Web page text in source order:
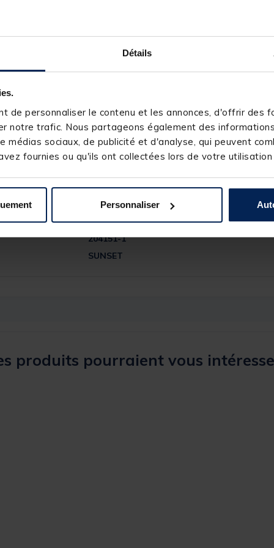
Détails
de personnaliser le contenu et les annonces, d'offrir des
notre trafic. Nous partageons également des
médias sociaux, de publicité et d'analyse, qui peuvent
fournies ou qu'ils ont collectées lors de votre
Personnaliser
204151-1
SUNSET
produits pourraient vous